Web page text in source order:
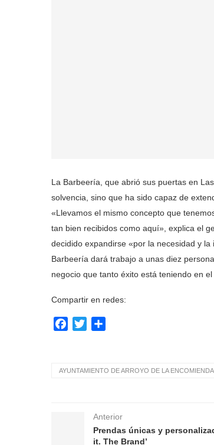
La Barbeería, que abrió sus puertas en
solvencia, sino que ha sido capaz de
«Llevamos el mismo concepto que
tan bien recibidos como aquí», explica el
decidido expandirse «por la necesidad y
Barbeería dará trabajo a unas diez
negocio que tanto éxito está teniendo en el
Compartir en redes:
Facebook
Twitter
AYUNTAMIENTO DE ARROYO DE LA ENCOMIENDA
Anterior
Prendas únicas y
it. The Brand’